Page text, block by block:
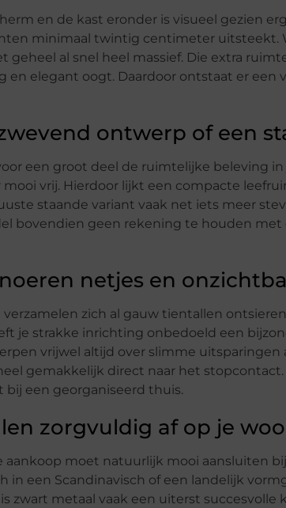
en de kast eronder is visueel gezien
minimaal twintig centimeter uitsteekt.
geheel al snel heel massief. Die extra
elegant oogt. Daardoor ontstaat er een
ontwerp of een
een groot deel de ruimtelijke beleving
mooi vrij. Hierdoor lijkt een compacte
staande variant vaak net iets meer
bovendien geen rekening te houden met
netjes en
zich al gauw tientallen
je strakke inrichting onbedoeld een
vrijwel altijd over slimme uitsparingen
gemakkelijk direct naar het
bij een georganiseerd thuis.
zorgvuldig af op je
aankoop moet natuurlijk mooi aansluiten
in een Scandinavisch of een landelijk
zwart metaal vaak een uiterst succesvolle